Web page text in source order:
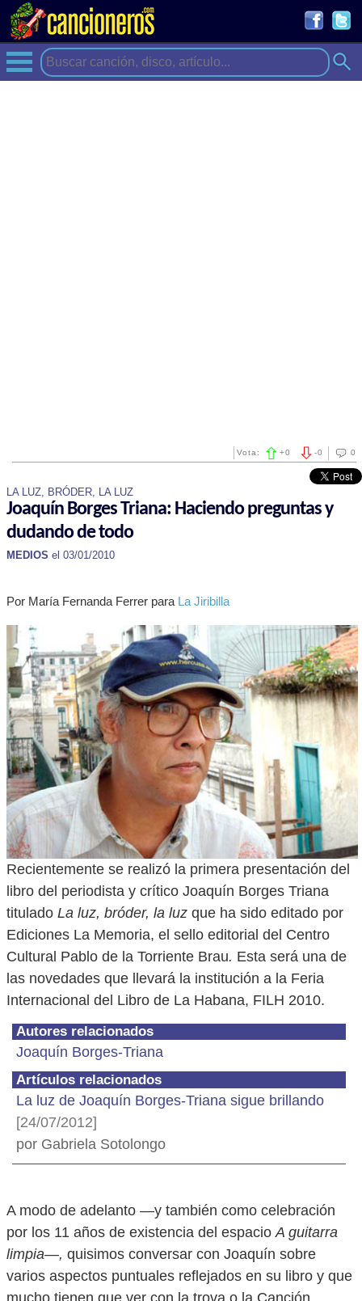
0
-0
Vota: +0
LA LUZ, BRÓDER, LA LUZ
Joaquín Borges Triana: Haciendo preguntas y
dudando de todo
MEDIOS el 03/01/2010
Por María Fernanda Ferrer para La Jiribilla
Recientemente se realizó la primera presentación del
libro del periodista y crítico Joaquín Borges Triana
titulado La luz, bróder, la luz que ha sido editado por
Ediciones La Memoria, el sello editorial del Centro
Cultural Pablo de la Torriente Brau. Esta será una de
las novedades que llevará la institución a la Feria
Internacional del Libro de La Habana, FILH 2010.
Autores relacionados
Joaquín Borges-Triana
Artículos relacionados
La luz de Joaquín Borges-Triana sigue brillando
[24/07/2012]
por Gabriela Sotolongo
A modo de adelanto —y también como celebración
por los 11 años de existencia del espacioA guitarra
limpia—, quisimos conversar con Joaquín sobre
varios aspectos puntuales reflejados en su libro y que